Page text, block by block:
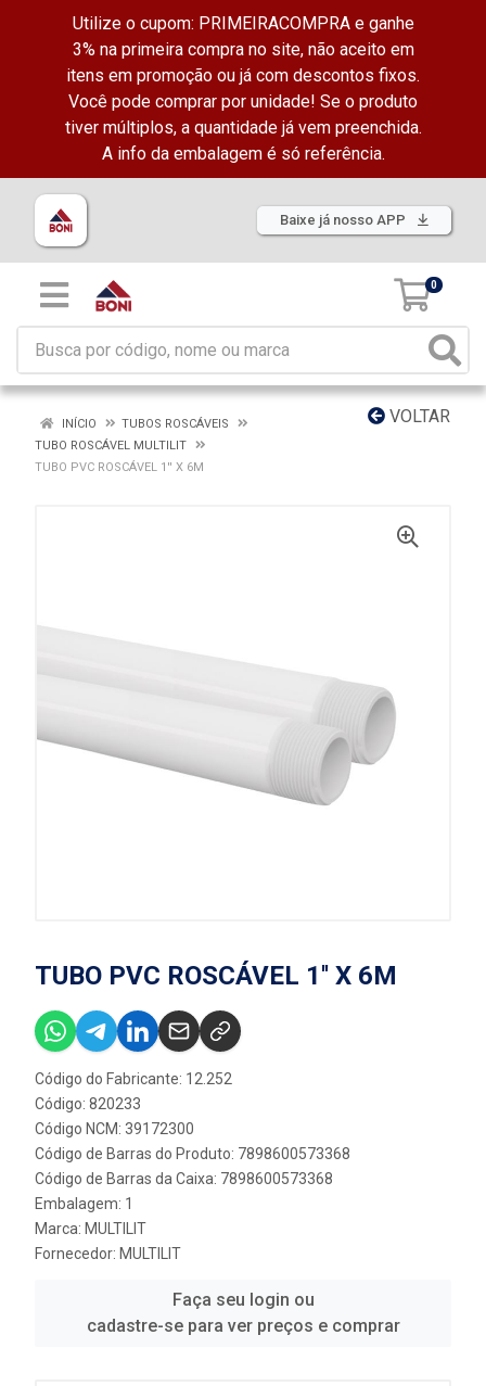
Utilize o cupom: PRIMEIRACOMPRA e ganhe
3% na primeira compra no site, não aceito em
itens em promoção ou já com descontos fixos.
Você pode comprar por unidade! Se o produto
tiver múltiplos, a quantidade já vem preenchida.
A info da embalagem é só referência.
Baixe já nosso APP
0
VOLTAR
INÍCIO
TUBOS ROSCÁVEIS
TUBO ROSCÁVEL MULTILIT
TUBO PVC ROSCÁVEL 1'' X 6M
TUBO PVC ROSCÁVEL 1'' X 6M
Código do Fabricante: 12.252
Código: 820233
Código NCM: 39172300
Código de Barras do Produto: 7898600573368
Código de Barras da Caixa: 7898600573368
Embalagem: 1
Marca: MULTILIT
Fornecedor: MULTILIT
Faça seu login ou
cadastre-se para ver preços e comprar